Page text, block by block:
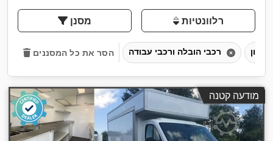
מסנן רלוונטיות
הסר את כל המסננים
מודעה קטנה